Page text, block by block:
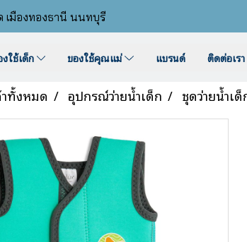
เมืองทองธานี นนทบุรี
ใช้เด็ก ของใช้คุณแม่ แบรนด์ ติดต่อเรา
ทั้งหมด อุปกรณ์ว่ายน้ำเด็ก ชุดว่ายน้ำเด็